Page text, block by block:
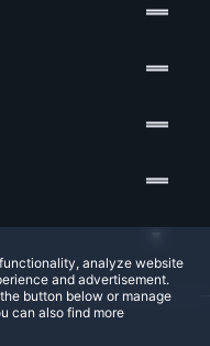
analyze website
and advertisement.
button below or manage
can also find more